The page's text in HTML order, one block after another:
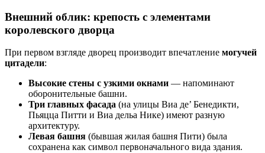
Внешний облик: крепость с элементами
королевского дворца
При первом взгляде дворец производит впечатление могучей
цитадели:
Высокие стены с узкими окнами — напоминают
оборонительные башни.
Три главных фасада (на улицы Виа де’ Бенедикти,
Пьяцца Питти и Виа дельа Нике) имеют разную
архитектуру.
Левая башня (бывшая жилая башня Пити) была
сохранена как символ первоначального вида здания.